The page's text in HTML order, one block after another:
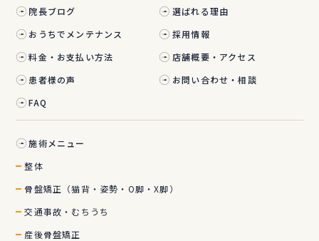
院長ブログ
選ばれる理由
おうちでメンテナンス
採用情報
料金・お支払い方法
店舗概要・アクセス
患者様の声
お問い合わせ・相談
FAQ
施術メニュー
整体
骨盤矯正（猫背・姿勢・O脚・X脚）
交通事故・むちうち
産後骨盤矯正